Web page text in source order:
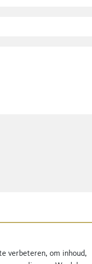
verbeteren, om inhoud,